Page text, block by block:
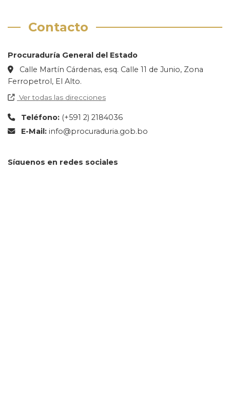
Contacto
Procuraduría General del Estado
Calle Martín Cárdenas, esq. Calle 11 de Junio, Zona
Ferropetrol, El Alto.
Ver todas las direcciones
Teléfono: (+591 2) 2184036
E-Mail: info@procuraduria.gob.bo
Síguenos en redes sociales